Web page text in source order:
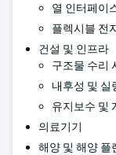
열 인터페이
플렉시블 전
건설 및 인프라
구조물 수리
내후성 및 실
유지보수 및
의료기기
해양 및 해양 플